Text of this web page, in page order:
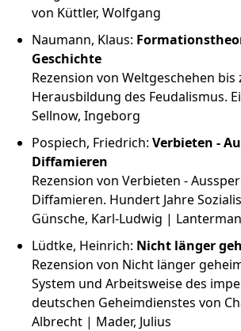
von Küttler, Wolfgang
Naumann, Klaus:
Geschichte
Rezension von Weltgeschehen bis
Herausbildung des Feudalismus.
Sellnow, Ingeborg
Pospiech, Friedrich: Verbieten -
Diffamieren
Rezension von Verbieten -
Diffamieren. Hundert Jahre
Günsche, Karl-Ludwig |
Lüdtke, Heinrich: Nicht länger
Rezension von Nicht länger
System und Arbeitsweise des
deutschen Geheimdienstes von
Albrecht | Mader, Julius